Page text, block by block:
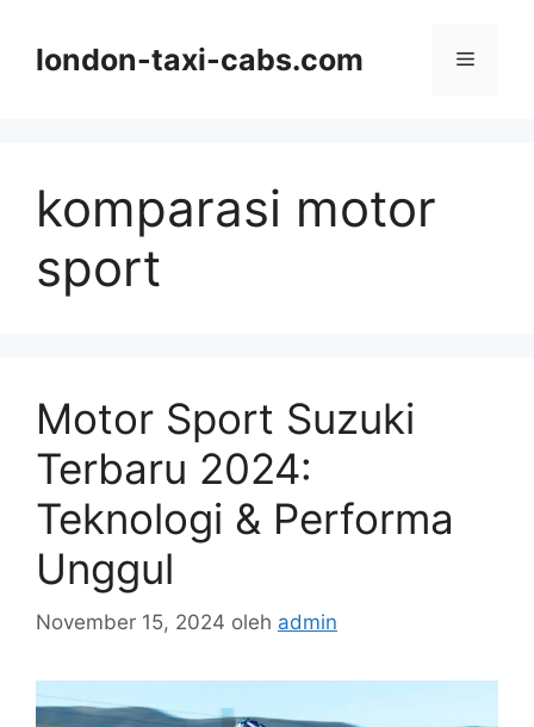
london-taxi-cabs.com Menu
komparasi motor
sport
Motor Sport Suzuki
Terbaru 2024:
Teknologi & Performa
Unggul
November 15, 2024 oleh admin